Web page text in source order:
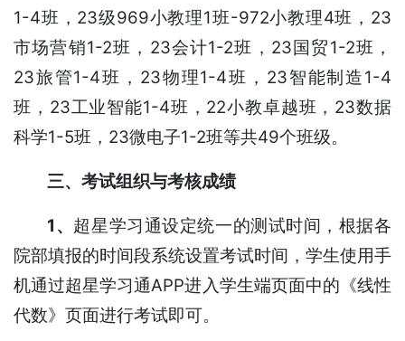
1-4班，23级969小教理1班-972小教理4班，23
市场营销1-2班，23会计1-2班，23国贸1-2班，
23旅管1-4班，23物理1-4班，23智能制造1-4
班，23工业智能1-4班，22小教卓越班，23数据
科学1-5班，23微电子1-2班等共49个班级。
三、考试组织与考核成绩
1、 超星学习通设定统一的测试时间，根据各
院部填报的时间段系统设置考试时间，学生使用手
机通过超星学习通APP进入学生端页面中的《线性
代数》页面进行考试即可。